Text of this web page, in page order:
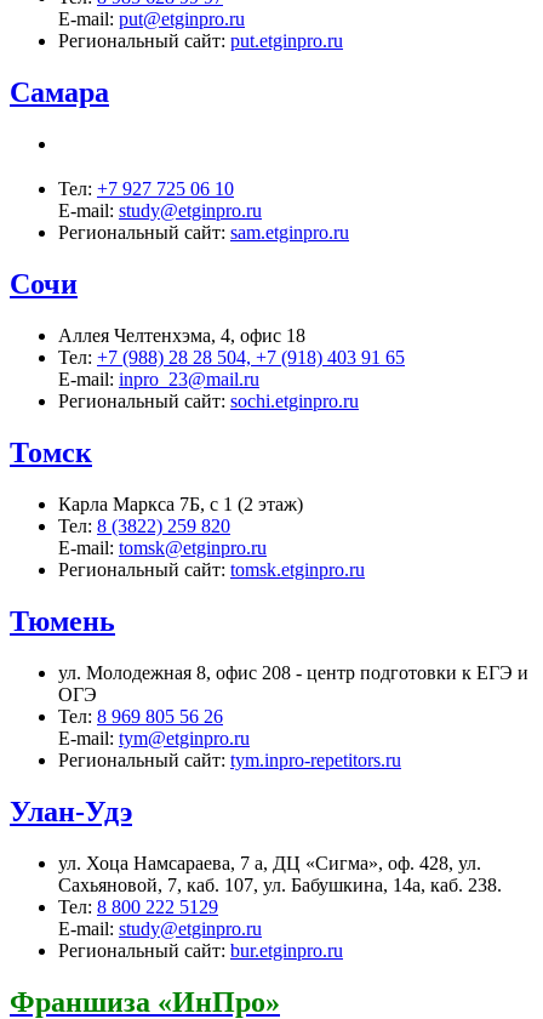
E-mail: put@etginpro.ru
Региональный сайт: put.etginpro.ru
Самара
Тел: +7 927 725 06 10
E-mail: study@etginpro.ru
Региональный сайт: sam.etginpro.ru
Сочи
Аллея Челтенхэма, 4, офис 18
Тел: +7 (988) 28 28 504, +7 (918) 403 91 65
E-mail: inpro_23@mail.ru
Региональный сайт: sochi.etginpro.ru
Томск
Карла Маркса 7Б, с 1 (2 этаж)
Тел: 8 (3822) 259 820
E-mail: tomsk@etginpro.ru
Региональный сайт: tomsk.etginpro.ru
Тюмень
ул. Молодежная 8, офис 208 - центр подготовки к ЕГЭ и
ОГЭ
Тел: 8 969 805 56 26
E-mail: tym@etginpro.ru
Региональный сайт: tym.inpro-repetitors.ru
Улан-Удэ
ул. Хоца Намсараева, 7 а, ДЦ «Сигма», оф. 428, ул.
Сахьяновой, 7, каб. 107, ул. Бабушкина, 14а, каб. 238.
Тел: 8 800 222 5129
E-mail: study@etginpro.ru
Региональный сайт: bur.etginpro.ru
Франшиза «ИнПро»